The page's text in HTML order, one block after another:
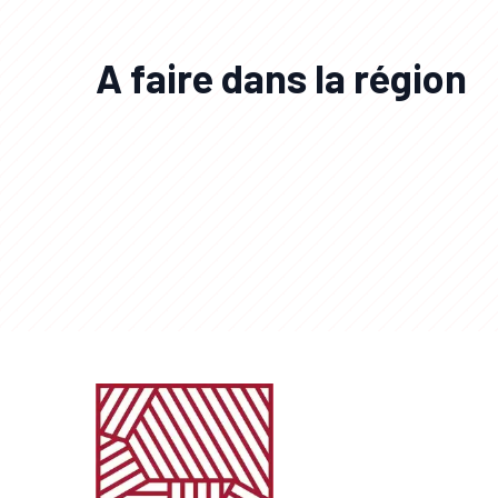
A faire dans la région